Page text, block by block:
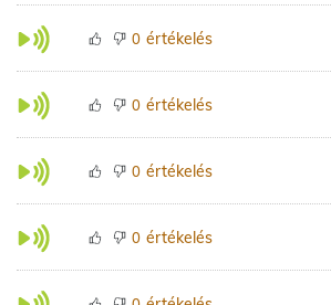
0 értékelés
0 értékelés
0 értékelés
0 értékelés